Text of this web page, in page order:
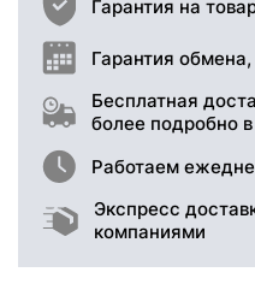
Гарантия на
Гарантия
Бесплатная
более подробно
Работаем
Экспресс
компаниями